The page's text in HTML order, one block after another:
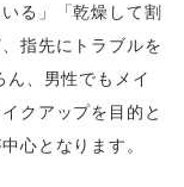
る」「乾燥して割
指先にトラブルを
、男性でもメイ
クアップを目的と
心となります。